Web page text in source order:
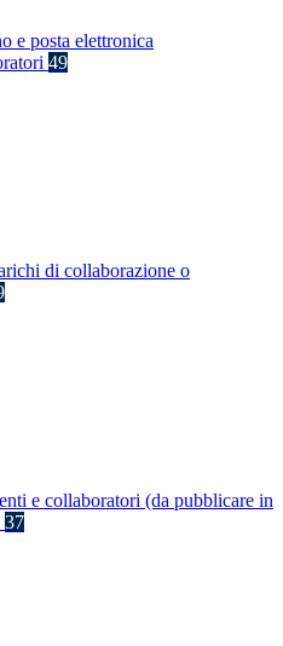
e posta elettronica
49
di collaborazione o
e collaboratori (da pubblicare in
37